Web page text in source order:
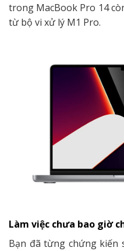
trong MacBook Pro 14
từ bộ vi xử lý M1 Pro.
Làm việc chưa bao giờ
Bạn đã từng chứng kiến